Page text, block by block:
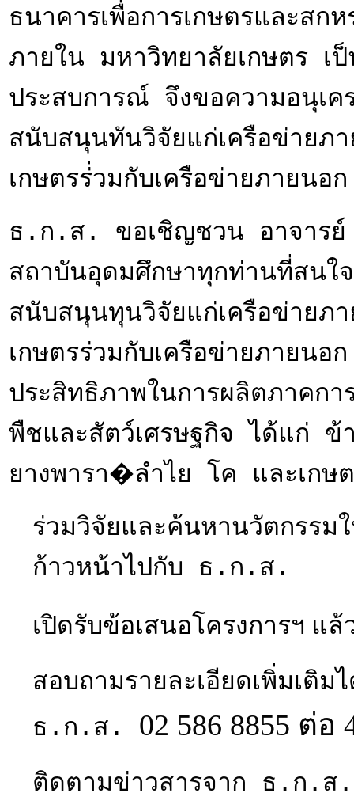
ธนาคารเพื่อการเกษตรและ
ภายใน มหาวิทยาลัยเกษตร เ
ประสบการณ์ จึงขอความอนุเ
สนับสนุนทันวิจัยแก่เครือข่ายภ
เกษตรร่่วมกับเครือข่ายภายน
ธ.ก.ส. ขอเชิญชวน อาจารย์
สถาบันอุดมศึกษาทุกท่านที่สนใ
สนับสนุนทุนวิจัยแก่เครือข่ายภ
เกษตรร่วมกับเครือข่ายภาย
ประสิทธิภาพในการผลิตภาคก
พืชและสัตว์เศรษฐกิจ ได้แก่
ยางพารา�ลำไย โค และเก
ร่วมวิจัยและค้นหานวัตกรรม
ก้าวหน้าไปกับ ธ.ก.ส.
เปิดรับข้อเสนอโครงการฯ แ
สอบถามรายละเอียดเพิ่มเติ
ธ.ก.ส. 02 586 8855 ต่อ
ติดตามข่าวสารจาก ธ.ก.ส